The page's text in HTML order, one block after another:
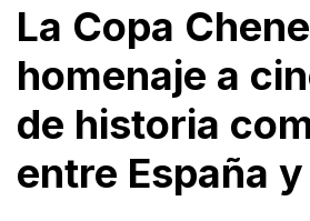
La Copa
homenaje a
de historia
entre España